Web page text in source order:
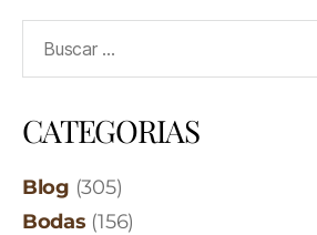
CATEGORIAS
Blog (305)
Bodas (156)